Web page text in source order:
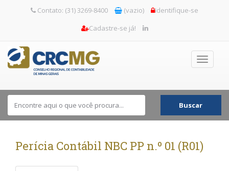
Contato: (31) 3269-8400 (vazio)
Identifique-se
Cadastre-se já!
Toggle
Buscar
Perícia Contábil NBC PP n.º 01 (R01)